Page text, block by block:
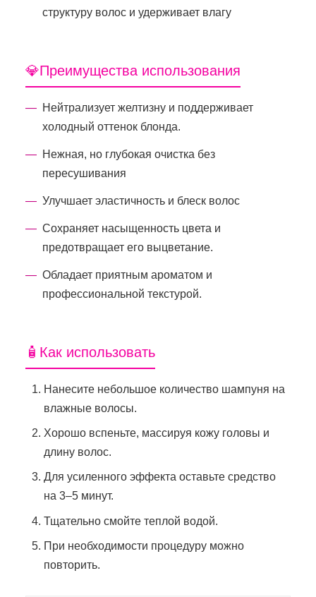
структуру волос и удерживает влагу
💎Преимущества использования
Нейтрализует желтизну и поддерживает
холодный оттенок блонда.
Нежная, но глубокая очистка без
пересушивания
Улучшает эластичность и блеск волос
Сохраняет насыщенность цвета и
предотвращает его выцветание.
Обладает приятным ароматом и
профессиональной текстурой.
🧴Как использовать
Нанесите небольшое количество шампуня на
влажные волосы.
Хорошо вспеньте, массируя кожу головы и
длину волос.
Для усиленного эффекта оставьте средство
на 3–5 минут.
Тщательно смойте теплой водой.
При необходимости процедуру можно
повторить.